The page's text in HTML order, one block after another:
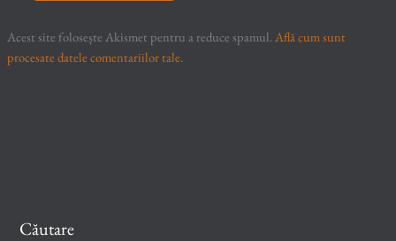
Acest site folosește Akismet pentru a reduce spamul.Află cum sunt
procesate datele comentariilor tale.
Căutare